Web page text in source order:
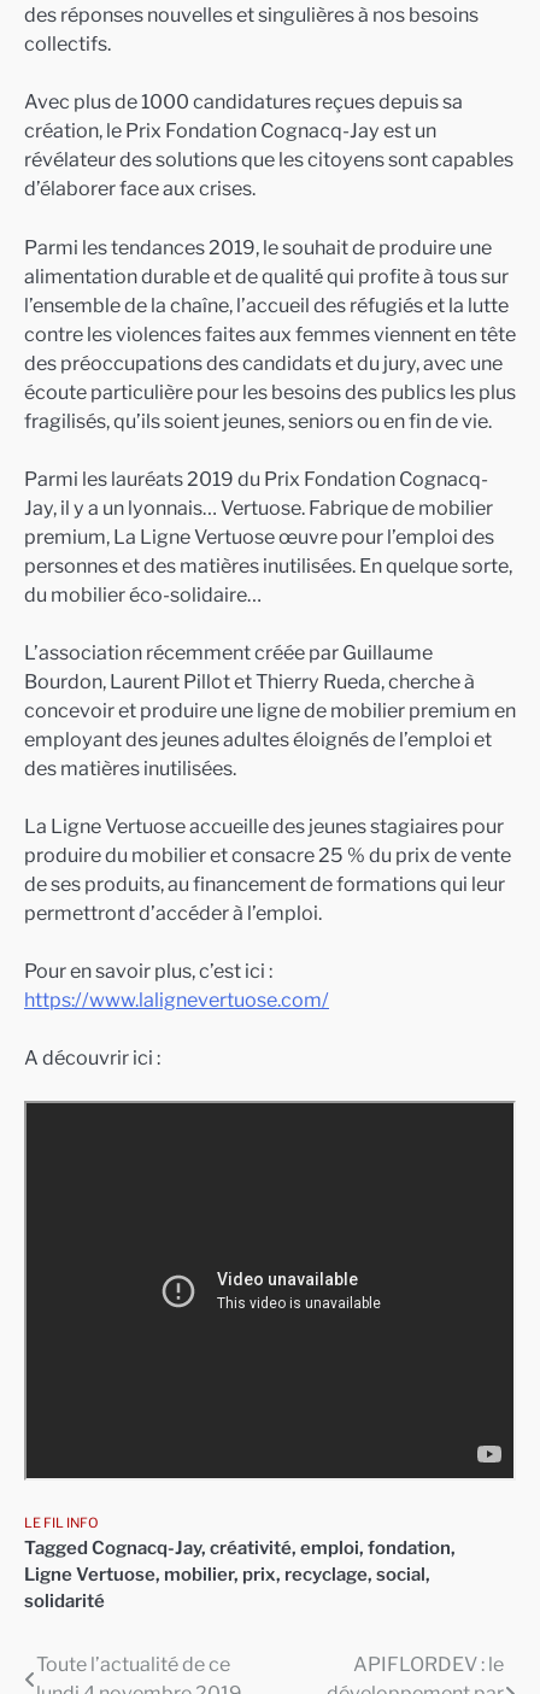
des réponses nouvelles et singulières à nos besoins
collectifs.
Avec plus de 1000 candidatures reçues depuis sa
création, le Prix Fondation Cognacq-Jay est un
révélateur des solutions que les citoyens sont capables
d’élaborer face aux crises.
Parmi les tendances 2019, le souhait de produire une
alimentation durable et de qualité qui profite à tous sur
l’ensemble de la chaîne, l’accueil des réfugiés et la lutte
contre les violences faites aux femmes viennent en tête
des préoccupations des candidats et du jury, avec une
écoute particulière pour les besoins des publics les plus
fragilisés, qu’ils soient jeunes, seniors ou en fin de vie.
Parmi les lauréats 2019 du Prix Fondation Cognacq-
Jay, il y a un lyonnais… Vertuose. Fabrique de mobilier
premium, La Ligne Vertuose œuvre pour l’emploi des
personnes et des matières inutilisées. En quelque sorte,
du mobilier éco-solidaire…
L’association récemment créée par Guillaume
Bourdon, Laurent Pillot et Thierry Rueda, cherche à
concevoir et produire une ligne de mobilier premium en
employant des jeunes adultes éloignés de l’emploi et
des matières inutilisées.
La Ligne Vertuose accueille des jeunes stagiaires pour
produire du mobilier et consacre 25 % du prix de vente
de ses produits, au financement de formations qui leur
permettront d’accéder à l’emploi.
Pour en savoir plus, c’est ici :
https://www.lalignevertuose.com/
A découvrir ici :
LE FIL INFO
Tagged Cognacq-Jay, créativité, emploi, fondation,
Ligne Vertuose, mobilier, prix, recyclage, social,
solidarité
Navigation
Toute l’actualité de ce
APIFLORDEV : le